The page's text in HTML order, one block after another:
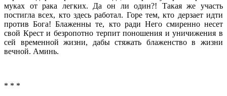
муках от рака легких. Да он ли один?! Такая же участь
постигла всех, кто здесь работал. Горе тем, кто дерзает идти
против Бога! Блаженны те, кто ради Него смиренно несет
свой Крест и безропотно терпит поношения и уничижения в
сей временной жизни, дабы стяжать блаженство в жизни
вечной. Аминь.
* * *